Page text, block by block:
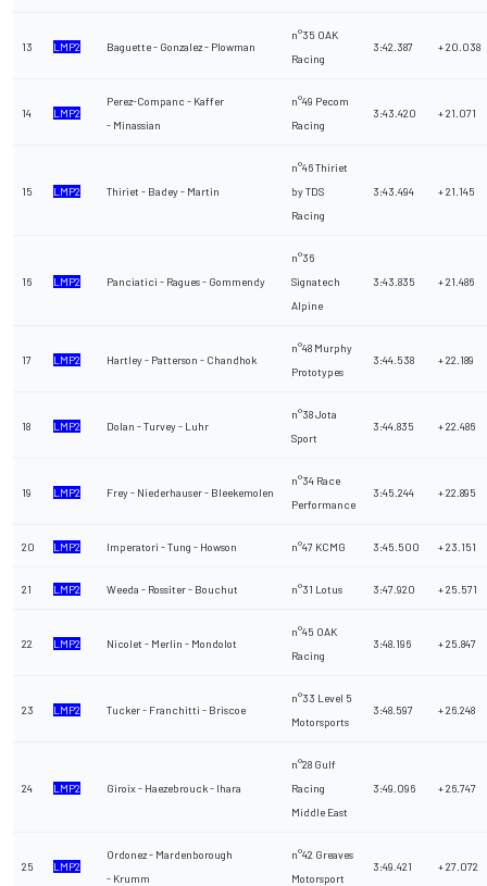
13 LMP2 Baguette - Gonzalez - Plowman
n°35 OAK
Racing
3:42.387 + 20.038
14 LMP2
Perez-Companc - Kaffer
- Minassian
n°49 Pecom
Racing
3:43.420 + 21.071
15 LMP2 Thiriet - Badey - Martin
n°46 Thiriet
by TDS
Racing
3:43.494 + 21.145
16 LMP2 Panciatici - Ragues - Gommendy
n°36
Signatech
Alpine
3:43.835 + 21.486
17 LMP2 Hartley - Patterson - Chandhok
n°48 Murphy
Prototypes
3:44.538 + 22.189
18 LMP2 Dolan - Turvey - Luhr
n°38 Jota
Sport
3:44.835 + 22.486
19 LMP2 Frey - Niederhauser - Bleekemolen
n°34 Race
Performance
3:45.244 + 22.895
20 LMP2 Imperatori - Tung - Howson n°47 KCMG 3:45.500 + 23.151
21 LMP2 Weeda - Rossiter - Bouchut n°31 Lotus 3:47.920 + 25.571
22 LMP2 Nicolet - Merlin - Mondolot
n°45 OAK
Racing
3:48.196 + 25.847
23 LMP2 Tucker - Franchitti - Briscoe
n°33 Level 5
Motorsports
3:48.597 + 26.248
24 LMP2 Giroix - Haezebrouck - Ihara
n°28 Gulf
Racing
Middle East
3:49.096 + 26.747
25 LMP2
Ordonez - Mardenborough
- Krumm
n°42 Greaves
Motorsport
3:49.421 + 27.072